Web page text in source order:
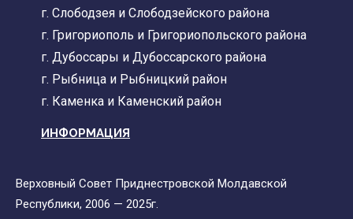
г. Слободзея и Слободзейского района
г. Григориополь и Григориопольского района
г. Дубоссары и Дубоссарского района
г. Рыбница и Рыбницкий район
г. Каменка и Каменский район
ИНФОРМАЦИЯ
Верховный Совет Приднестровской Молдавской
Республики, 2006 — 2025г.